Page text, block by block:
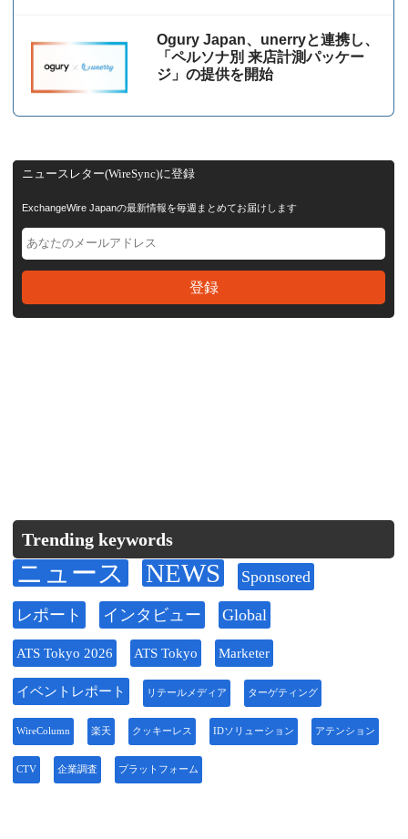
Ogury Japan、unerryと連携し、
「ペルソナ別 来店計測パッケー
ジ」の提供を開始
ニュースレター(WireSync)に登録
ExchangeWire Japanの最新情報を毎週まとめてお届けします
Trending keywords
ニュース NEWS Sponsored
レポート インタビュー Global
ATS Tokyo 2026 ATS Tokyo Marketer
イベントレポート リテールメディア ターゲティング
WireColumn 楽天 クッキーレス IDソリューション アテンション
CTV 企業調査 プラットフォーム